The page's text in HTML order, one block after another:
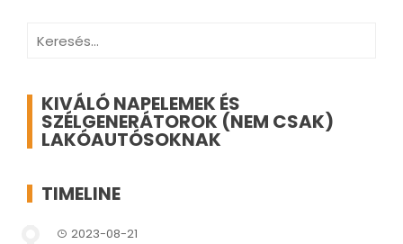
Keresés:
KIVÁLÓ NAPELEMEK ÉS
SZÉLGENERÁTOROK (NEM CSAK)
LAKÓAUTÓSOKNAK
TIMELINE
2023-08-21